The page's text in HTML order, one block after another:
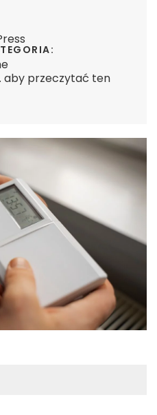
aby przeczytać ten